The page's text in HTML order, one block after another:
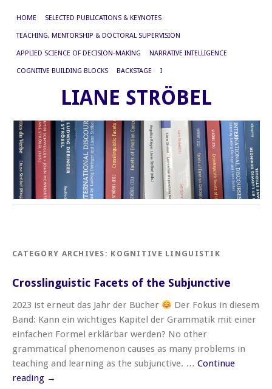
HOME SELECTED PUBLICATIONS & KEYNOTES
TEACHING, MENTORSHIP & DOCTORAL SUPERVISION
APPLIED SCIENCE OF DECISION-MAKING NARRATIVE INTELLIGENCE
COGNITIVE BUILDING BLOCKS BACKSTAGE I
LIANE STRÖBEL
CATEGORY ARCHIVES: KOGNITIVE LINGUISTIK
Crosslinguistic Facets of the Subjunctive
2023 ist erneut das Jahr der Bücher
Der Fokus in diesem
Band: Kann ein wichtiges Kapitel der Grammatik mit einer
einfachen Formel erklärbar werden? No other
grammatical phenomenon causes as many problems in
teaching and learning as the subjunctive. … Continue
reading →